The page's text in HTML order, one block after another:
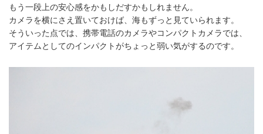
もう一段上の安心感をかもしだすかもしれません。
カメラを横にさえ置いておけば、海もずっと見ていられます。
そういった点では、携帯電話のカメラやコンパクトカメラでは、
アイテムとしてのインパクトがちょっと弱い気がするのです。